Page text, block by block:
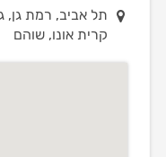
תל אביב, רמת גן,
קרית אונו, שוהם